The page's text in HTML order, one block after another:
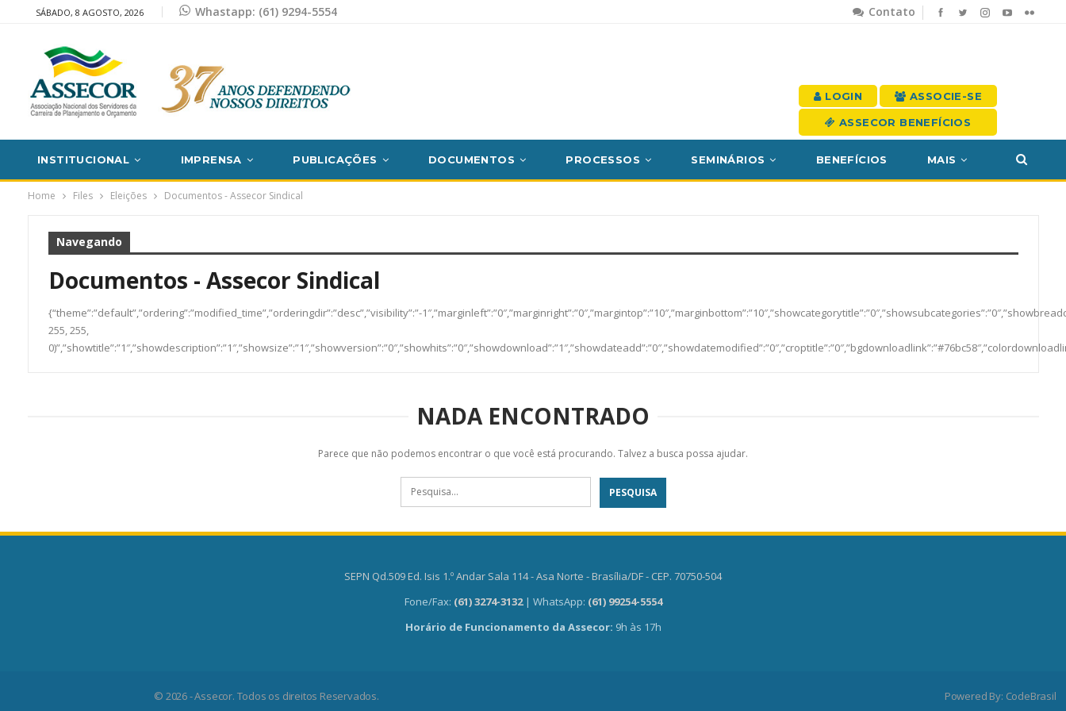
Contato
SÁBADO, 8 AGOSTO, 2026 Whastapp: (61) 9294-5554
LOGIN ASSOCIE-SE
ASSECOR BENEFÍCIOS
INSTITUCIONAL IMPRENSA PUBLICAÇÕES DOCUMENTOS PROCESSOS SEMINÁRIOS BENEFÍCIOS MAIS
Home Files Eleições Documentos - Assecor Sindical
Navegando
Documentos - Assecor Sindical
{“theme”:”default”,”ordering”:”modified_time”,”orderingdir”:”desc”,”visibility”:”-
255, 255,
NADA ENCONTRADO
Parece que não podemos encontrar o que você está procurando. Talvez a busca possa ajudar.
SEPN Qd.509 Ed. Isis 1.º Andar Sala 114 - Asa Norte - Brasília/DF - CEP. 70750-504
Fone/Fax: (61) 3274-3132 | WhatsApp: (61) 99254-5554
Horário de Funcionamento da Assecor: 9h às 17h
© 2026 - Assecor. Todos os direitos Reservados. Powered By: CodeBrasil